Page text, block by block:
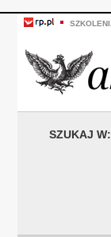
SZUKAJ W: